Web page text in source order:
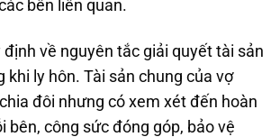
bên liên quan.
định về nguyên tắc giải quyết tài sản
khi ly hôn. Tài sản chung của vợ
đôi nhưng có xem xét đến hoàn
bên, công sức đóng góp, bảo vệ